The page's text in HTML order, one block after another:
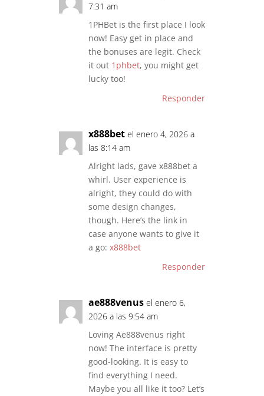
7:31 am
1PHBet is the first place I look
now! Easy get in place and
the bonuses are legit. Check
it out 1phbet, you might get
lucky too!
Responder
x888bet el enero 4, 2026 a
las 8:14 am
Alright lads, gave x888bet a
whirl. User experience is
alright, they could do with
some design changes,
though. Here’s the link in
case anyone wants to give it
a go: x888bet
Responder
ae888venus el enero 6,
2026 a las 9:54 am
Loving Ae888venus right
now! The interface is pretty
good-looking. It is easy to
find everything I need.
Maybe you all like it too? Let’s